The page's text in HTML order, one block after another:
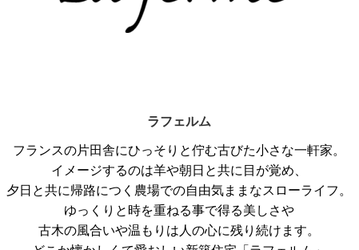
ラフェルム
フランスの片田舎にひっそりと佇む古びた小さな一軒家。
イメージするのは羊や朝日と共に目が覚め、
夕日と共に帰路につく農場での自由気ままなスローライフ。
ゆっくりと時を重ねる事で得る美しさや
古木の風合いや温もりは人の心に残り続けます。